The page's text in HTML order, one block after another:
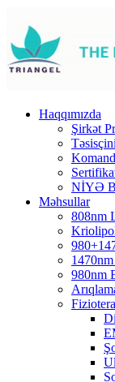
Haqqımızda
Şirkət
NİYƏ
Məhsullar
808nm
980nm